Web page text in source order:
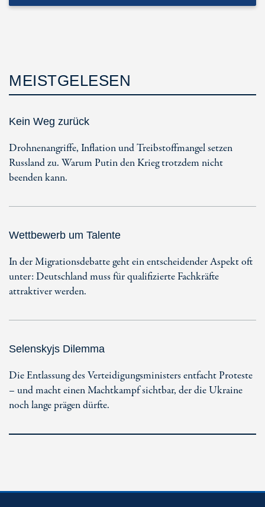
MEISTGELESEN
Kein Weg zurück
Drohnenangriffe, Inflation und Treibstoffmangel setzen
Russland zu. Warum Putin den Krieg trotzdem nicht
beenden kann.
Wettbewerb um Talente
In der Migrationsdebatte geht ein entscheidender Aspekt oft
unter: Deutschland muss für qualifizierte Fachkräfte
attraktiver werden.
Selenskyjs Dilemma
Die Entlassung des Verteidigungsministers entfacht Proteste
– und macht einen Machtkampf sichtbar, der die Ukraine
noch lange prägen dürfte.